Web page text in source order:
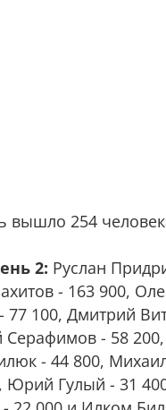
вышло 254
2: Руслан
- 163 900,
100, Дмитрий
- 58
- 44 800,
Юрий Гулый - 31